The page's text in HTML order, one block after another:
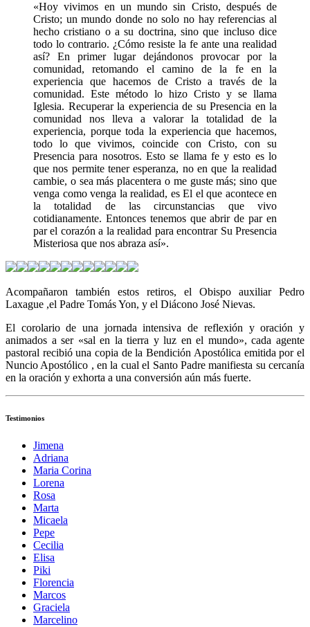
«Hoy vivimos en un mundo sin Cristo, después de
Cristo; un mundo donde no solo no hay referencias al
hecho cristiano o a su doctrina, sino que incluso dice
todo lo contrario. ¿Cómo resiste la fe ante una realidad
así? En primer lugar dejándonos provocar por la
comunidad, retomando el camino de la fe en la
experiencia que hacemos de Cristo a través de la
comunidad. Este método lo hizo Cristo y se llama
Iglesia. Recuperar la experiencia de su Presencia en la
comunidad nos lleva a valorar la totalidad de la
experiencia, porque toda la experiencia que hacemos,
todo lo que vivimos, coincide con Cristo, con su
Presencia para nosotros. Esto se llama fe y esto es lo
que nos permite tener esperanza, no en que la realidad
cambie, o sea más placentera o me guste más; sino que
venga como venga la realidad, es El el que acontece en
la totalidad de las circunstancias que vivo
cotidianamente. Entonces tenemos que abrir de par en
par el corazón a la realidad para encontrar Su Presencia
Misteriosa que nos abraza así».
Acompañaron también estos retiros, el Obispo auxiliar Pedro
Laxague ,el Padre Tomás Yon, y el Diácono José Nievas.
El corolario de una jornada intensiva de reflexión y oración y
animados a ser «sal en la tierra y luz en el mundo», cada agente
pastoral recibió una copia de la Bendición Apostólica emitida por el
Nuncio Apostólico , en la cual el Santo Padre manifiesta su cercanía
en la oración y exhorta a una conversión aún más fuerte.
Testimonios
Jimena
Adriana
Maria Corina
Lorena
Rosa
Marta
Micaela
Pepe
Cecilia
Elisa
Piki
Florencia
Marcos
Graciela
Marcelino